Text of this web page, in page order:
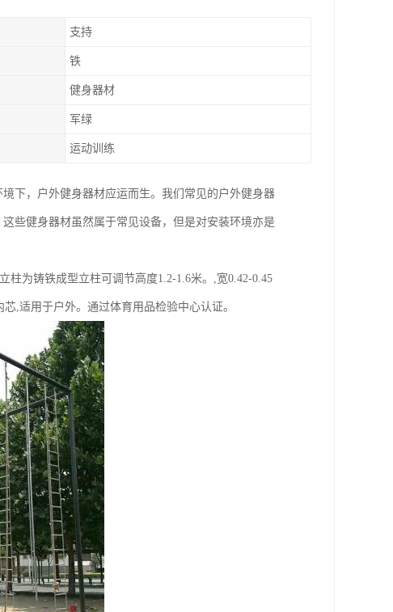
支持
铁
健身器材
军绿
运动训练
下，户外健身器材应运而生。我们常见的户外健身器
些健身器材虽然属于常见设备，但是对安装环境亦是
柱为铸铁成型立柱可调节高度1.2-1.6米。,宽0.42-0.45
,适用于户外。通过体育用品检验中心认证。